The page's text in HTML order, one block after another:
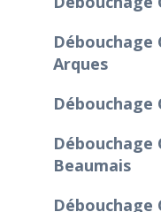
Débouchage
Arques
Débouchage
Débouchage
Beaumais
Débouchage